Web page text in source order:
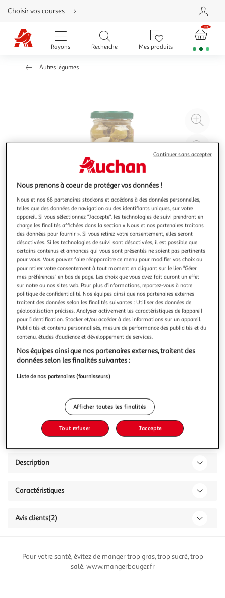
Aller
directement
au
contenu
Aller
directement
Aller
Choisir vos courses
Rayons Recherche Mes produits
Autres légumes
à
Illustration
précédente
Illustration
suivante
3.5 (2)
AUCHAN
Cocktail apéritif en bocal
En savoir +
Vous voulez connaître le prix de ce produit ?
Format
Description
Caractéristiques
Avis clients(2)
Pour votre santé, évitez de manger trop gras, trop sucré, trop
salé. www.mangerbouger.fr
Nous prenons à coeur de protéger vos données !
Nous et nos 68 partenaires stockons et accédons à des données personnelles,
telles que des données de navigation ou des identifiants uniques, sur votre
appareil. Si vous sélectionnez "J'accepte", les technologies de suivi prendront en
charge les finalités affichées dans la section « Nous et nos partenaires traitons
des données pour fournir ». Si vous retirez votre consentement, elles seront
désactivées. Si les technologies de suivi sont désactivées, il est possible que
certains contenus et annonces qui vous sont présentés ne soient pas pertinents
pour vous. Vous pouvez faire réapparaître ce menu pour modifier vos choix ou
pour retirer votre consentement à tout moment en cliquant sur le lien "Gérer
mes préférences" en bas de page. Les choix que vous avez fait auront un effet
sur notre ou nos sites web. Pour plus d’informations, reportez-vous à notre
politique de confidentialité. Nos équipes ainsi que nos partenaires externes
traitent des données selon les finalités suivantes : Utiliser des données de
géolocalisation précises. Analyser activement les caractéristiques de l’appareil
pour l’identification. Stocker et/ou accéder à des informations sur un appareil.
Publicités et contenu personnalisés, mesure de performance des publicités et du
contenu, études d’audience et développement de services.
Nos équipes ainsi que nos partenaires externes, traitent des
données selon les finalités suivantes :
Liste de nos partenaires (fournisseurs)
Afficher toutes les finalités
Tout refuser J'accepte
Continuer sans accepter